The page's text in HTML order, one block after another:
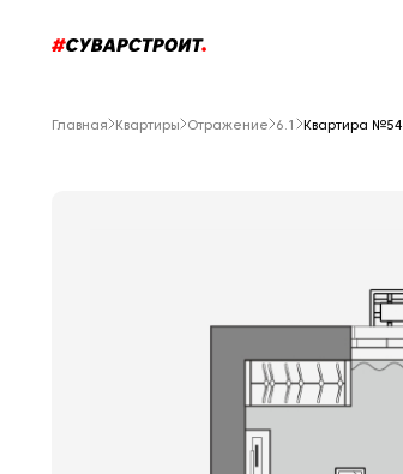
Главная Квартиры Отражение 6.1 Квартира №54